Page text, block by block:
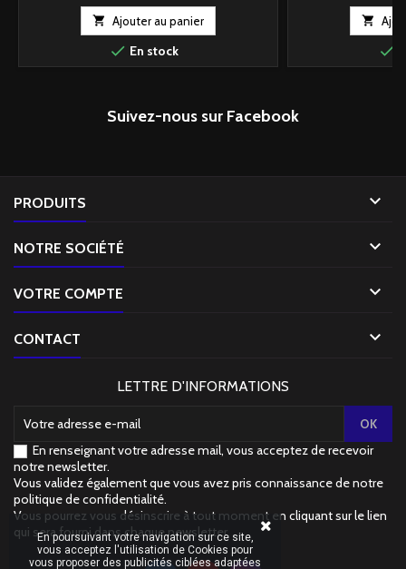
base
 Ajouter au panier
 En stock


Suivez-nous sur Facebook
PRODUITS 
NOTRE SOCIÉTÉ 
VOTRE COMPTE 
CONTACT 
LETTRE D'INFORMATIONS
En renseignant votre adresse mail, vous acceptez de recevoir
notre newsletter.
Vous validez également que vous avez pris connaissance de notre
politique de confidentialité.
Vous pourrez vous désinscrire à tout moment en cliquant sur le lien
qui sera fourni dans chaque newsletter.
En poursuivant votre navigation sur ce site,
vous acceptez l'utilisation de Cookies pour
vous proposer des publicités ciblées adaptées